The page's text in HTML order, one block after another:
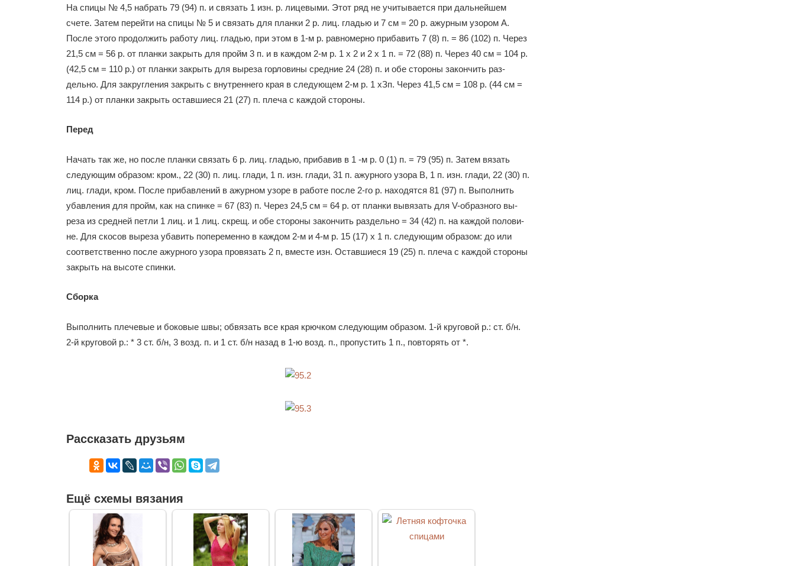
На спицы № 4,5 набрать 79 (94) п. и связать 1 изн. р. лицевыми. Этот ряд не учитывается при дальнейшем
счете. Затем перейти на спицы № 5 и связать для планки 2 р. лиц. гладью и 7 см = 20 р. ажурным узором А.
После этого продолжить работу лиц. гладью, при этом в 1-м р. равномер­но прибавить 7 (8) п. = 86 (102) п. Че­рез
21,5 см = 56 р. от планки закрыть для пройм 3 п. и в каждом 2-м р. 1 х 2 и 2 х 1 п. = 72 (88) п. Через 40 см = 104 р.
(42,5 см = 110 р.) от планки за­крыть для выреза горловины средние 24 (28) п. и обе стороны закончить раз­
дельно. Для закругления закрыть с вну­треннего края в следующем 2-м р. 1 хЗп. Через 41,5 см = 108 р. (44 см =
114 р.) от планки закрыть оставшие­ся 21 (27) п. плеча с каждой стороны.
Перед
Начать так же, но после план­ки связать 6 р. лиц. гладью, прибавив в 1 -м р. 0 (1) п. = 79 (95) п. Затем вя­зать
следующим образом: кром., 22 (30) п. лиц. глади, 1 п. изн. глади, 31 п. ажур­ного узора В, 1 п. изн. глади, 22 (30) п.
лиц. глади, кром. После прибавле­ний в ажурном узоре в работе после 2-го р. находятся 81 (97) п. Выполнить
убавления для пройм, как на спинке = 67 (83) п. Через 24,5 см = 64 р. от планки вывязать для V-образного вы­
реза из средней петли 1 лиц. и 1 лиц. скрещ. и обе стороны закончить раз­дельно = 34 (42) п. на каждой полови­
не. Для скосов выреза убавить попе­ременно в каждом 2-м и 4-м р. 15 (17) х 1 п. следующим образом: до или
соответственно после ажурного узо­ра провязать 2 п, вместе изн. Оставшиеся 19 (25) п. плеча с каждой сторо­ны
закрыть на высоте спинки.
Сборка
Выполнить плечевые и боко­вые швы; обвязать все края крючком следующим образом. 1-й круговой р.: ст. б/н.
2-й круговой р.: * 3 ст. б/н, 3 возд. п. и 1 ст. б/н назад в 1-ю возд. п., пропустить 1 п., повторять от *.
Рассказать друзьям
Ещё схемы вязания